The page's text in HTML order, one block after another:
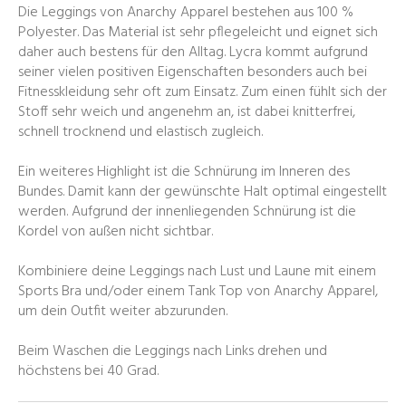
Die Leggings von Anarchy Apparel bestehen aus 100 %
Polyester. Das Material ist sehr pflegeleicht und eignet sich
daher auch bestens für den Alltag. Lycra kommt aufgrund
seiner vielen positiven Eigenschaften besonders auch bei
Fitnesskleidung sehr oft zum Einsatz. Zum einen fühlt sich der
Stoff sehr weich und angenehm an, ist dabei knitterfrei,
schnell trocknend und elastisch zugleich.
Ein weiteres Highlight ist die Schnürung im Inneren des
Bundes. Damit kann der gewünschte Halt optimal eingestellt
werden. Aufgrund der innenliegenden Schnürung ist die
Kordel von außen nicht sichtbar.
Kombiniere deine Leggings nach Lust und Laune mit einem
Sports Bra und/oder einem Tank Top von Anarchy Apparel,
um dein Outfit weiter abzurunden.
Beim Waschen die Leggings nach Links drehen und
höchstens bei 40 Grad.